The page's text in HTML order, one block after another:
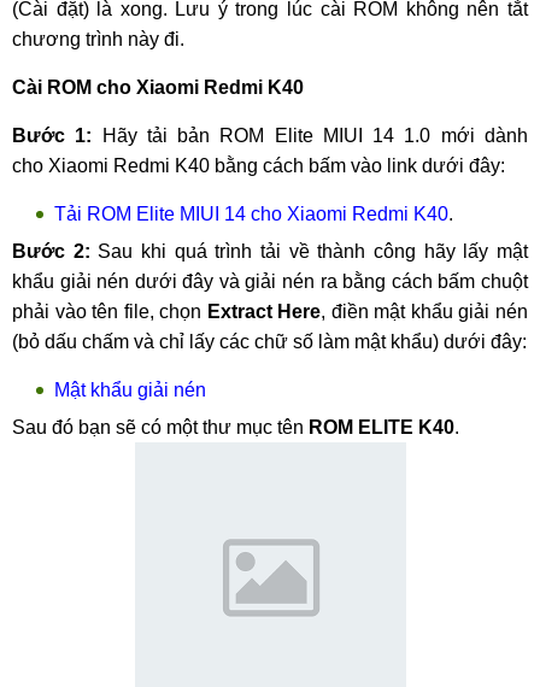
(Cài đặt) là xong. Lưu ý trong lúc cài ROM không nên tắt
chương trình này đi.
Cài ROM cho Xiaomi Redmi K40
Bước 1: Hãy tải bản ROM Elite MIUI 14 1.0 mới dành
cho Xiaomi Redmi K40 bằng cách bấm vào link dưới đây:
Tải ROM Elite MIUI 14 cho Xiaomi Redmi K40.
Bước 2: Sau khi quá trình tải về thành công hãy lấy mật
khẩu giải nén dưới đây và giải nén ra bằng cách bấm chuột
phải vào tên file, chọn Extract Here, điền mật khẩu giải nén
(bỏ dấu chấm và chỉ lấy các chữ số làm mật khẩu) dưới đây:
Mật khẩu giải nén
Sau đó bạn sẽ có một thư mục tên ROM ELITE K40.